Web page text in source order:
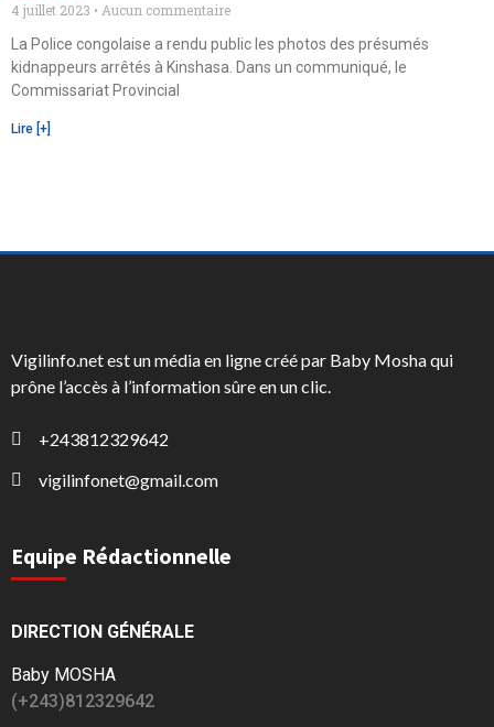
4 juillet 2023
Aucun commentaire
La Police congolaise a rendu public les photos des présumés
kidnappeurs arrêtés à Kinshasa. Dans un communiqué, le
Commissariat Provincial
Lire [+]
Vigilinfo.net est un média en ligne créé par Baby Mosha qui
prône l’accès à l’information sûre en un clic.
+243812329642
vigilinfonet@gmail.com
Equipe Rédactionnelle
DIRECTION GÉNÉRALE
Baby MOSHA
(+243)812329642